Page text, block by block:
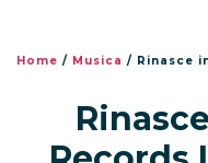
Home / Musica / Rinasce in